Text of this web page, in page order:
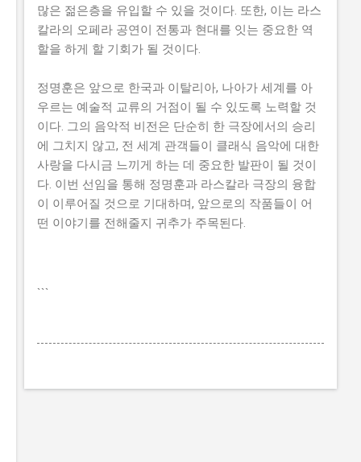
많은 젊은층을 유입할 수 있을 것이다. 또한, 이는 라스
칼라의 오페라 공연이 전통과 현대를 잇는 중요한 역
할을 하게 할 기회가 될 것이다.
정명훈은 앞으로 한국과 이탈리아, 나아가 세계를 아
우르는 예술적 교류의 거점이 될 수 있도록 노력할 것
이다. 그의 음악적 비전은 단순히 한 극장에서의 승리
에 그치지 않고, 전 세계 관객들이 클래식 음악에 대한
사랑을 다시금 느끼게 하는 데 중요한 발판이 될 것이
다. 이번 선임을 통해 정명훈과 라스칼라 극장의 융합
이 이루어질 것으로 기대하며, 앞으로의 작품들이 어
떤 이야기를 전해줄지 귀추가 주목된다.
```